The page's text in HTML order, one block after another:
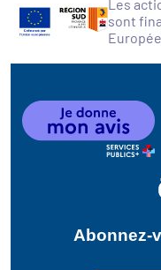
Les
sont
Abonnez-